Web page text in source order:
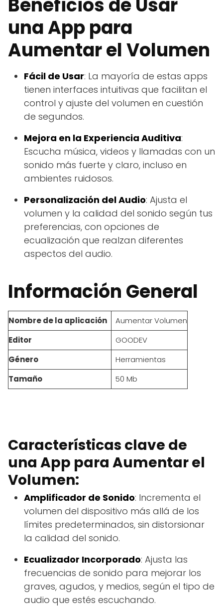
Beneficios de Usar
una App para
Aumentar el Volumen
Fácil de Usar: La mayoría de estas apps
tienen interfaces intuitivas que facilitan el
control y ajuste del volumen en cuestión
de segundos.
Mejora en la Experiencia Auditiva:
Escucha música, videos y llamadas con un
sonido más fuerte y claro, incluso en
ambientes ruidosos.
Personalización del Audio: Ajusta el
volumen y la calidad del sonido según tus
preferencias, con opciones de
ecualización que realzan diferentes
aspectos del audio.
Información General
Nombre de la aplicación
Aumentar Volumen
Editor
GOODEV
Género
Herramientas
Tamaño
50 Mb
Características clave de
una App para Aumentar el
Volumen:
Amplificador de Sonido: Incrementa el
volumen del dispositivo más allá de los
límites predeterminados, sin distorsionar
la calidad del sonido.
Ecualizador Incorporado: Ajusta las
frecuencias de sonido para mejorar los
graves, agudos, y medios, según el tipo de
audio que estés escuchando.